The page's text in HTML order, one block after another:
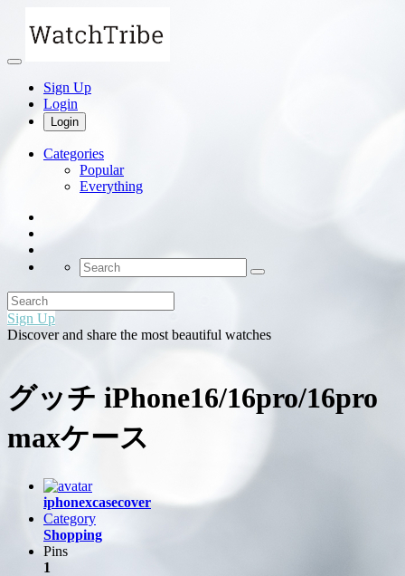
Sign Up
Login
Login
Categories
Popular
Everything
Sign Up
Discover and share the most beautiful watches
グッチ iPhone16/16pro/16pro
maxケース
iphonexcasecover
Category
Shopping
Pins
1